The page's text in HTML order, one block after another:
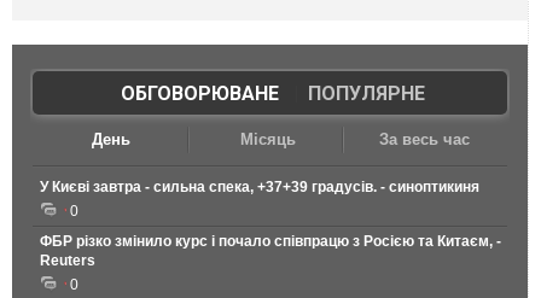
ОБГОВОРЮВАНЕ| ПОПУЛЯРНЕ
День Місяць За весь час
У Києві завтра - сильна спека, +37+39 градусів. - синоптикиня
0
ФБР різко змінило курс і почало співпрацю з Росією та Китаєм, -
Reuters
0